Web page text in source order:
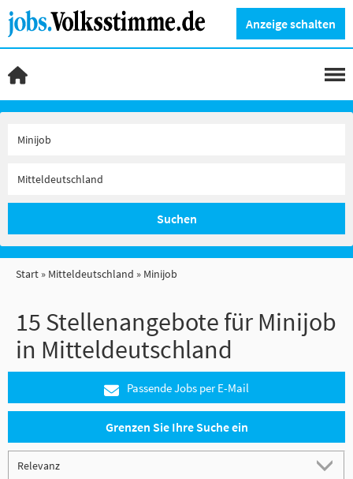
Anzeige schalten
Suchen
Start Mitteldeutschland Minijob
15 Stellenangebote für Minijob
in Mitteldeutschland
Passende Jobs per E-Mail
Grenzen Sie Ihre Suche ein